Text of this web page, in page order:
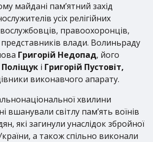
майдані пам’ятний захід
усіх релігійних
правоохоронців,
представників влади. Волиньраду
Григорій Недопад, його
і Григорій Пустовіт,
виконавчого апарату.
хвилини
вшанували світлу пам’ять воїнів
які загинули унаслідок збройної
а також спільно виконали